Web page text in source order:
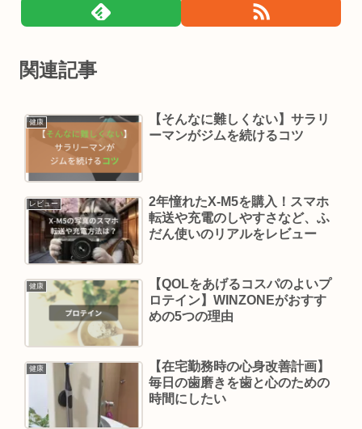
関連記事
健康
【そんなに難しくない】サラリ
ーマンがジムを続けるコツ
レビュー
2年憧れたX-M5を購入！スマホ
転送や充電のしやすさなど、ふ
だん使いのリアルをレビュー
健康
【QOLをあげるコスパのよいプ
ロテイン】WINZONEがおすす
めの5つの理由
健康
【在宅勤務時の心身改善計画】
毎日の歯磨きを歯と心のための
時間にしたい